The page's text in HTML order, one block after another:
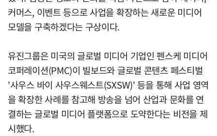
커머스, 이벤트 등으로 사업을 확장하는 새로운 미디어
모델을 구축하겠다는 구상이다.
유진그룹은 미국의 글로벌 미디어 기업인 펜스케 미디어
코퍼레이션(PMC)이 빌보드와 글로벌 콘텐츠 페스티벌
'사우스 바이 사우스웨스트(SXSW)' 등을 통해 사업 영역
을 확장한 사례를 참고해 방송을 넘어 산업과 문화를 연
결하는 글로벌 미디어 플랫폼으로 도약한다는 비전을 제
시했다.